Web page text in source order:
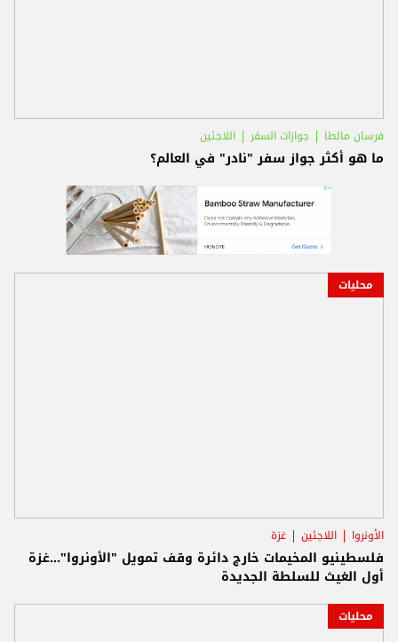
فرسان مالطا جوازات السفر اللاجئين
ما هو أكثر جواز سفر "نادر" في العالم؟
محليات
الأونروا اللاجئين غزة
فلسطينيو المخيمات خارج دائرة وقف تمويل "الأونروا"...غزة
أول الغيث للسلطة الجديدة
محليات